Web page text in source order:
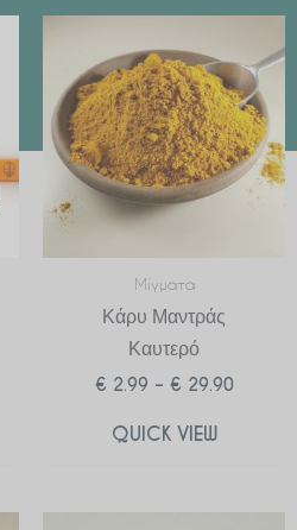
Μίγματα
Κάρυ Μαντράς
Καυτερό
€ 2.99 – € 29.90
range:
€ 2.99
through
€ 29.90
QUICK VIEW